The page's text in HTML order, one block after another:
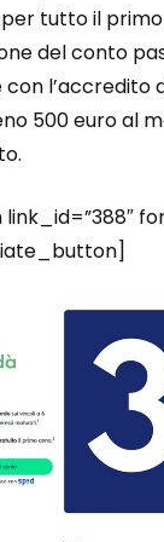
tutto il
del conto
con l’accredito
500 euro al